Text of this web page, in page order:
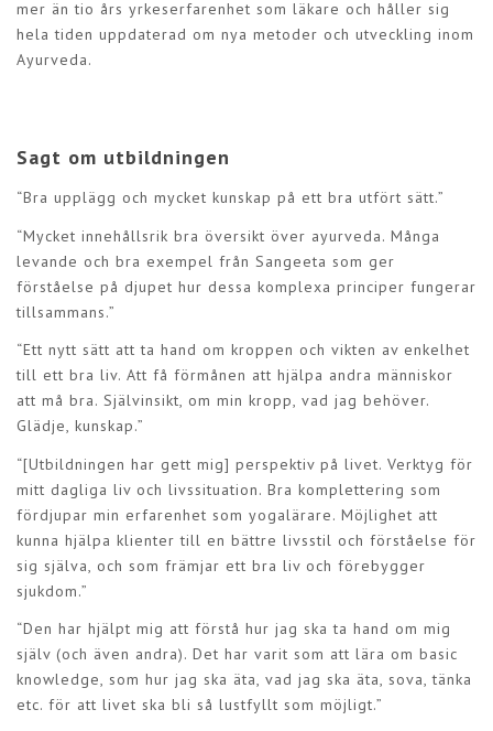
mer än tio års yrkeserfarenhet som läkare och håller sig
hela tiden uppdaterad om nya metoder och utveckling inom
Ayurveda.
Sagt om utbildningen
“Bra upplägg och mycket kunskap på ett bra utfört sätt.”
“Mycket innehållsrik bra översikt över ayurveda. Många
levande och bra exempel från Sangeeta som ger
förståelse på djupet hur dessa komplexa principer fungerar
tillsammans.”
“Ett nytt sätt att ta hand om kroppen och vikten av enkelhet
till ett bra liv. Att få förmånen att hjälpa andra människor
att må bra. Självinsikt, om min kropp, vad jag behöver.
Glädje, kunskap.”
“[Utbildningen har gett mig] perspektiv på livet. Verktyg för
mitt dagliga liv och livssituation. Bra komplettering som
fördjupar min erfarenhet som yogalärare. Möjlighet att
kunna hjälpa klienter till en bättre livsstil och förståelse för
sig själva, och som främjar ett bra liv och förebygger
sjukdom.”
“Den har hjälpt mig att förstå hur jag ska ta hand om mig
själv (och även andra). Det har varit som att lära om basic
knowledge, som hur jag ska äta, vad jag ska äta, sova, tänka
etc. för att livet ska bli så lustfyllt som möjligt.”